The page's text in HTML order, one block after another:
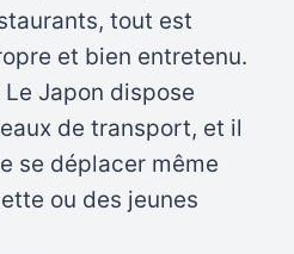
tout est
et bien entretenu.
Le Japon dispose
de transport, et il
se déplacer même
ou des jeunes